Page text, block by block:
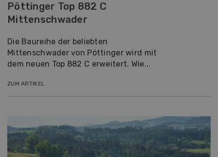
Pöttinger Top 882 C
Mittenschwader
Die Baureihe der beliebten
Mittenschwader von Pöttinger wird mit
dem neuen Top 882 C erweitert. Wie...
ZUM ARTIKEL